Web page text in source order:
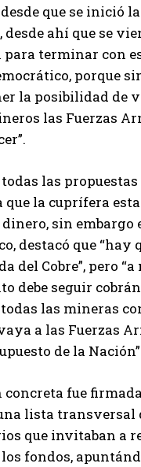
que se inició
ahí que se
para terminar con
porque
la posibilidad de
las Fuerzas
las propuestas
la cuprífera
sin embargo
destacó que “hay
del Cobre”, pero
debe seguir
las mineras
a las Fuerzas
de la
fue
lista transversal
que invitaban a
fondos,